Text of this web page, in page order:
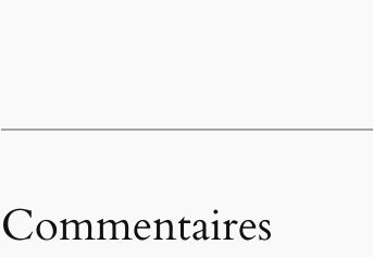
Commentaires